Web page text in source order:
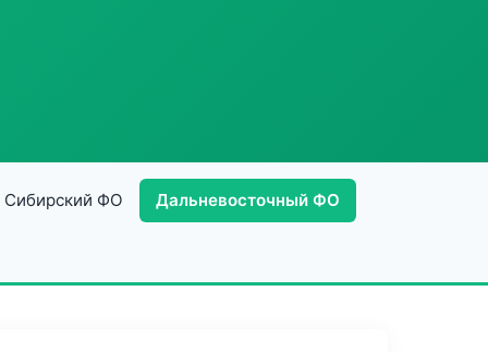
Сибирский ФО Дальневосточный ФО